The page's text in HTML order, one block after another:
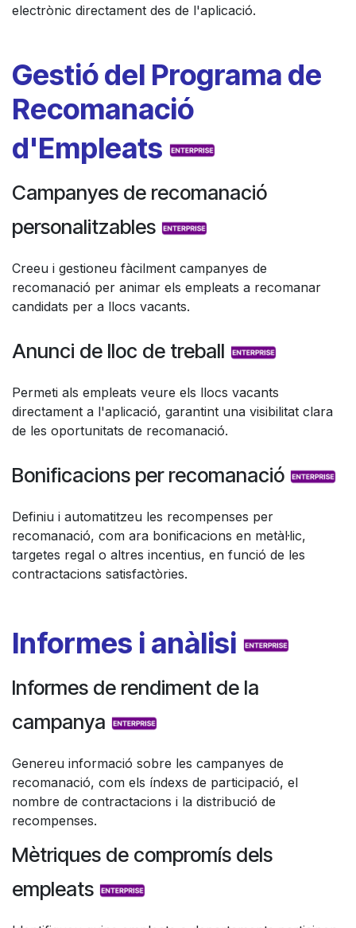
electrònic directament des de l'aplicació.
Gestió del Programa de
Recomanació
d'Empleats
Campanyes de recomanació
personalitzables
Creeu i gestioneu fàcilment campanyes de
recomanació per animar els empleats a recomanar
candidats per a llocs vacants.
Anunci de lloc de treball
Permeti als empleats veure els llocs vacants
directament a l'aplicació, garantint una visibilitat clara
de les oportunitats de recomanació.
Bonificacions per recomanació
Definiu i automatitzeu les recompenses per
recomanació, com ara bonificacions en metàl·lic,
targetes regal o altres incentius, en funció de les
contractacions satisfactòries.
Informes i anàlisi
Informes de rendiment de la
campanya
Genereu informació sobre les campanyes de
recomanació, com els índexs de participació, el
nombre de contractacions i la distribució de
recompenses.
Mètriques de compromís dels
empleats